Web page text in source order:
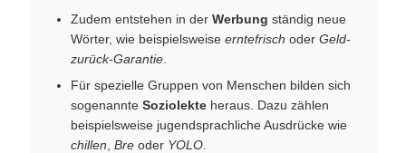
Zudem entstehen in der Werbung ständig neue
Wörter, wie beispielsweise erntefrisch oder Geld-
zurück-Garantie
Für spezielle Gruppen von Menschen bilden sich
sogenannte Soziolekte heraus. Dazu zählen
beispielsweise jugendsprachliche Ausdrücke wie
chillen Bre oder YOLO